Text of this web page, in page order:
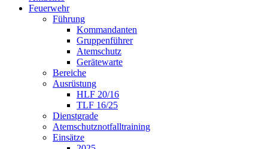
Feuerwehr
Führung
Kommandanten
Gruppenführer
Atemschutz
Gerätewarte
Bereiche
Ausrüstung
HLF 20/16
TLF 16/25
Dienstgrade
Atemschutznotfalltraining
Einsätze